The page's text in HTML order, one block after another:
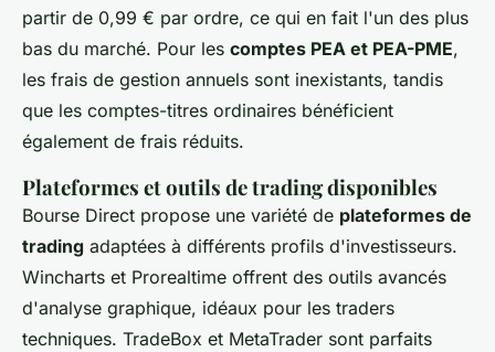
partir de 0,99 € par ordre, ce qui en fait l'un des plus
bas du marché. Pour les comptes PEA et PEA-PME,
les frais de gestion annuels sont inexistants, tandis
que les comptes-titres ordinaires bénéficient
également de frais réduits.
Plateformes et outils de trading disponibles
Bourse Direct propose une variété de plateformes de
trading adaptées à différents profils d'investisseurs.
Wincharts et Prorealtime offrent des outils avancés
d'analyse graphique, idéaux pour les traders
techniques. TradeBox et MetaTrader sont parfaits